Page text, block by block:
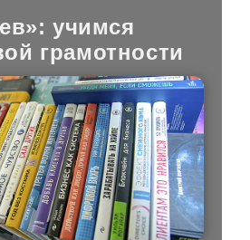
учимся
грамотности